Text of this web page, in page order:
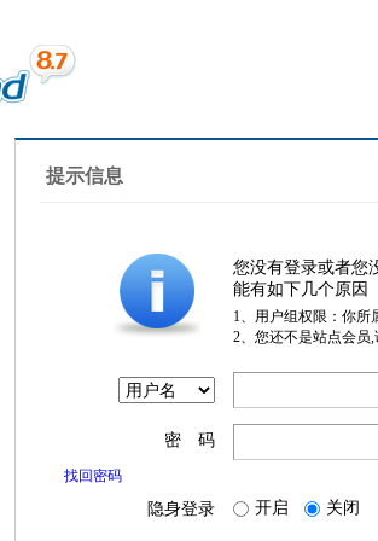
提示信息
您没有登录或者您
能有如下几个原因
1、用户组权限：你所
2、您还不是站点会员
密 码
找回密码
隐身登录 开启 关闭